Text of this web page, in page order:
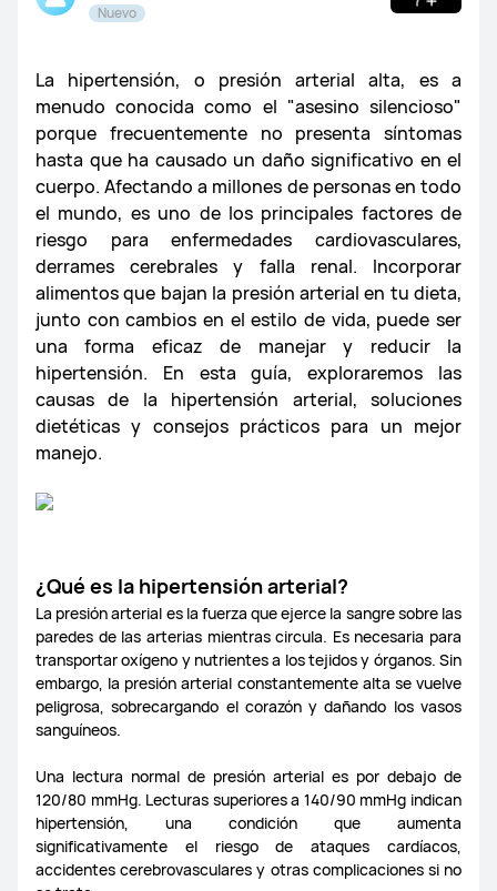
Photo y Vídeo News Eventos Foto y Vídeo
Guías Foto y Vídeo APPs Foto y Vídeo Dudas varias
HUAWEI Flagship News HUAClub Madrid
HUAClub Zona Norte HUAClub Zona Sur
HUAClub Barcelona HUAClubs | T&C
Viajes y Turismo Deporte y Salud
Recetas de cocina Feedbacks
Health/Salud Watchfaces WATCH 4/Pro
WATCH FIT/FIT Elegant/Special Edition/FIT 2
WATCH D/WATCH D2 Watch Fit 3
WATCH GT 3/PRO/Runner/SE WATCH GT 2/e/Pro
Band 3e/4/4e/6/7/8 Band 9 Watch GT4
Windows 11 MateBook 16s MateBook D16
Accesorios PC Matebook X Pro Dudas varias
MateStation X MateStation S MateBook D16
MateBook X Pro [2022] MateBook X Pro [2021]
Noticias EMUI Beta Tester Actualizaciones EMUI
Guías EMUI Dudas EMUI Sugerencias EMUI
EMUI 11 EMUI 10 EMUI 9
Noticias Guías de uso Dudas varias
Noticias Guías de uso Dudas varias
Noticias HMS Qué es HMS Reviews HMS
Developers
MeeTime Ai Life My HUAWEI Hi Vision
Hi Suite
Galería
Más
Nuevo
La hipertensión, o presión arterial alta, es a
menudo conocida como el "asesino silencioso"
porque frecuentemente no presenta síntomas
hasta que ha causado un daño significativo en el
cuerpo. Afectando a millones de personas en todo
el mundo, es uno de los principales factores de
riesgo para enfermedades cardiovasculares,
derrames cerebrales y falla renal. Incorporar
alimentos que bajan la presión arterial en tu dieta,
junto con cambios en el estilo de vida, puede ser
una forma eficaz de manejar y reducir la
hipertensión. En esta guía, exploraremos las
causas de la hipertensión arterial, soluciones
dietéticas y consejos prácticos para un mejor
manejo.
¿Qué es la hipertensión arterial?
La presión arterial es la fuerza que ejerce la sangre sobre las
paredes de las arterias mientras circula. Es necesaria para
transportar oxígeno y nutrientes a los tejidos y órganos. Sin
embargo, la presión arterial constantemente alta se vuelve
peligrosa, sobrecargando el corazón y dañando los vasos
sanguíneos.
Una lectura normal de presión arterial es por debajo de
120/80 mmHg. Lecturas superiores a 140/90 mmHg indican
hipertensión, una condición que aumenta
significativamente el riesgo de ataques cardíacos,
accidentes cerebrovasculares y otras complicaciones si no